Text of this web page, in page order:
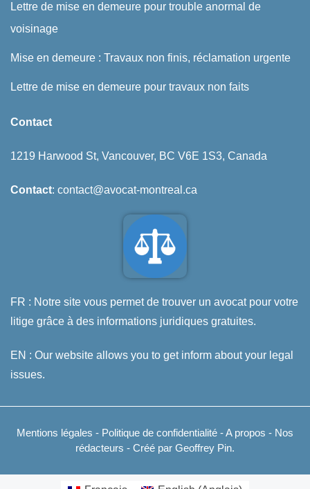
Lettre de mise en demeure pour trouble anormal de
voisinage
Mise en demeure : Travaux non finis, réclamation urgente
Lettre de mise en demeure pour travaux non faits
Contact
1219 Harwood St, Vancouver, BC V6E 1S3, Canada
Contact: contact@avocat-montreal.ca
FR : Notre site vous permet de trouver un avocat pour votre
litige grâce à des informations juridiques gratuites.
EN : Our website allows you to get inform about your legal
issues.
Mentions légales - Politique de confidentialité -A propos - Nos
rédacteurs - Créé par Geoffrey Pin.